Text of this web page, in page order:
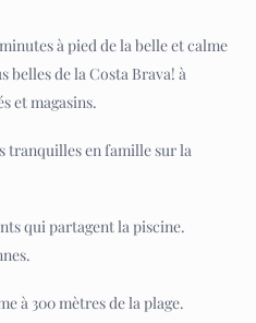
à pied de la belle et calme
belles de la Costa Brava! à
et magasins.
tranquilles en famille sur la
qui partagent la piscine.
à 300 mètres de la plage.